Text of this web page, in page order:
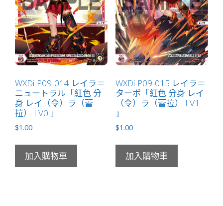
WXDi-P09-014 レイラ＝
ニュートラル「紅色 分
身 レイ（令）ラ（蕾
拉） LV0 」
$1.00
加入購物車
WXDi-P09-015 レイラ＝
ターボ「紅色 分身 レイ
（令）ラ（蕾拉） LV1
」
$1.00
加入購物車